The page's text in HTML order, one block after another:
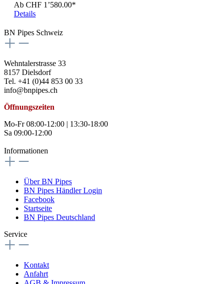
Ab CHF 1’580.00*
Details
BN Pipes Schweiz
Wehntalerstrasse 33
8157 Dielsdorf
Tel. +41 (0)44 853 00 33
info@bnpipes.ch
Öffnungszeiten
Mo-Fr 08:00-12:00 | 13:30-18:00
Sa 09:00-12:00
Informationen
Über BN Pipes
BN Pipes Händler Login
Facebook
Startseite
BN Pipes Deutschland
Service
Kontakt
Anfahrt